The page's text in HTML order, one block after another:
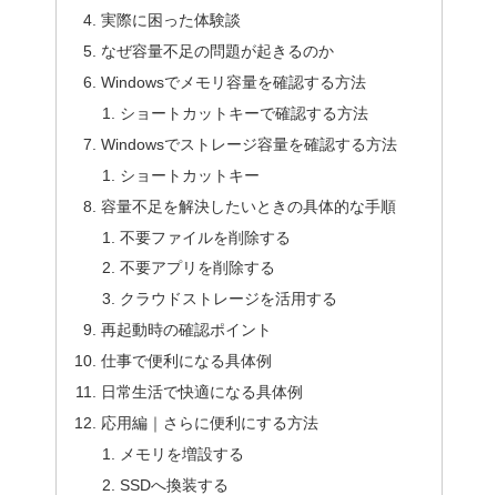
実際に困った体験談
なぜ容量不足の問題が起きるのか
Windowsでメモリ容量を確認する方法
ショートカットキーで確認する方法
Windowsでストレージ容量を確認する方法
ショートカットキー
容量不足を解決したいときの具体的な手順
不要ファイルを削除する
不要アプリを削除する
クラウドストレージを活用する
再起動時の確認ポイント
仕事で便利になる具体例
日常生活で快適になる具体例
応用編｜さらに便利にする方法
メモリを増設する
SSDへ換装する